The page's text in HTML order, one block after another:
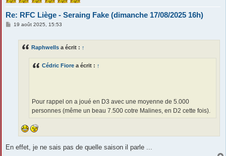
Re: RFC Liège - Seraing Fake (dimanche 17/08/2025 16h)
M19 août 2025, 15:53
Raphwells a écrit : ↑
Cédric Fiore a écrit : ↑
Pour rappel on a joué en D3 avec une moyenne de 5.000
personnes (même un beau 7.500 cotre Malines, en D2 cette fois).
En effet, je ne sais pas de quelle saison il parle ...